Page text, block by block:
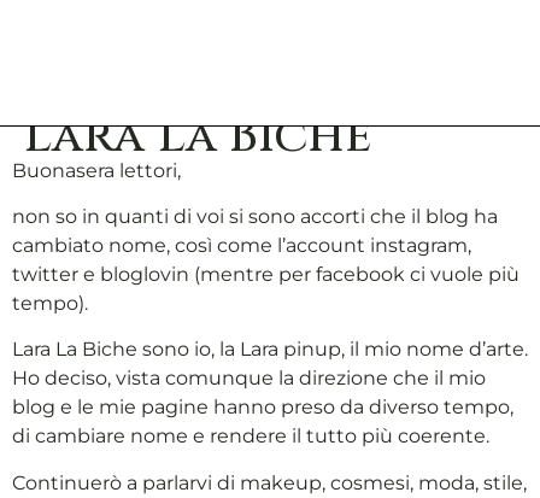
Lara La Biche
Buonasera lettori,
non so in quanti di voi si sono accorti che il blog ha
cambiato nome, così come l’account instagram,
twitter e bloglovin (mentre per facebook ci vuole più
tempo).
Lara La Biche sono io, la Lara pinup, il mio nome d’arte.
Ho deciso, vista comunque la direzione che il mio
blog e le mie pagine hanno preso da diverso tempo,
di cambiare nome e rendere il tutto più coerente.
Continuerò a parlarvi di makeup, cosmesi, moda, stile,